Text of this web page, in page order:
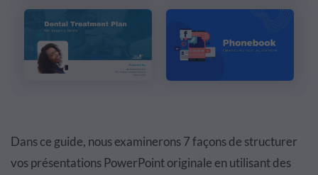
Dans ce guide, nous examinerons 7 façons de structurer
vos présentations PowerPoint originale en utilisant des